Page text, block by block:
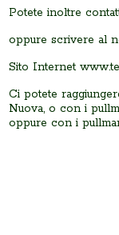
Potete inoltre
oppure scrivere al
Sito Internet
Ci potete
Nuova, o con i
oppure con i